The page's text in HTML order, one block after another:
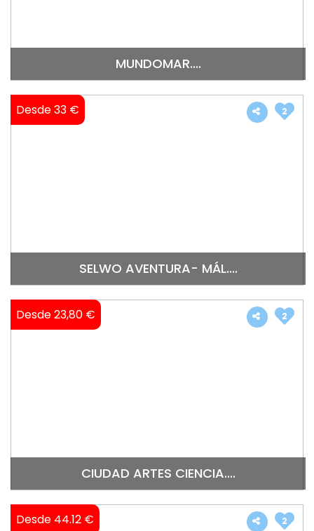
MUNDOMAR....
Desde 33 €
SELWO AVENTURA- MÁL....
2
Desde 23,80 €
CIUDAD ARTES CIENCIA....
2
Desde 44.12 € 2